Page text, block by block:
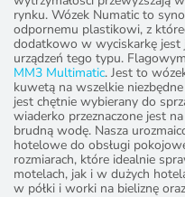
rynku. Wózek Numatic to
odpornemu plastikowi, z
dodatkowo w wyciskarkę jest
urządzeń tego typu.
MM3 Multimatic. Jest to
kuwetą na wszelkie
jest chętnie wybierany do
wiaderko przeznaczone jest
brudną wodę. Nasza
hotelowe do obsługi
rozmiarach, które idealnie
motelach, jak i w dużych
w półki i worki na bieliznę